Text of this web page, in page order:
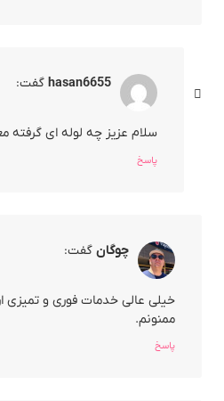
hasan6655 گفت:
سلام عزیز چه لوله ای گرفته معمولا 80
پاسخ
چوگان گفت:
خیلی عالی خدمات فوری و تمیزی
ممنونم.
پاسخ